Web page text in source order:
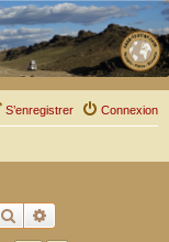
Connexion
S’enregistrer
Rechercher